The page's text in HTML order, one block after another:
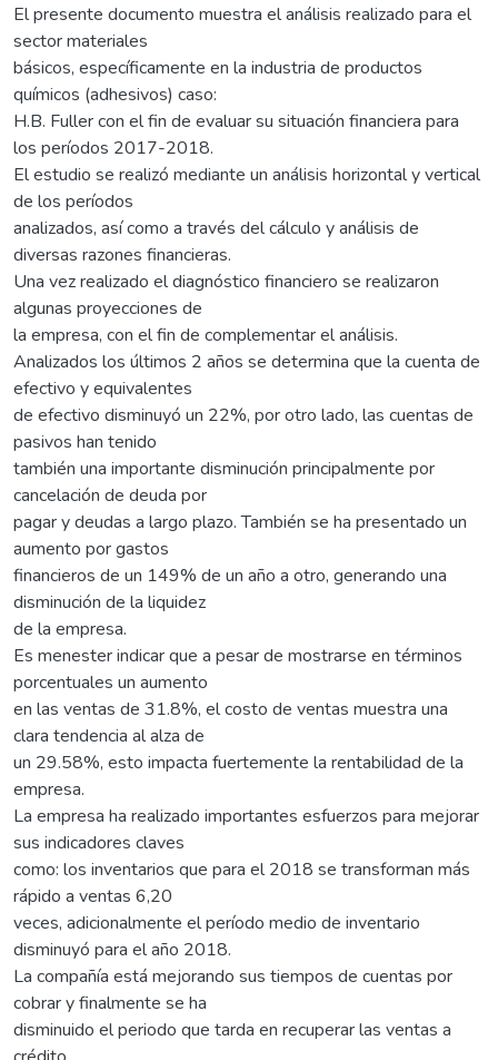
El presente documento muestra el análisis realizado para el
sector materiales
básicos, específicamente en la industria de productos
químicos (adhesivos) caso:
H.B. Fuller con el fin de evaluar su situación financiera para
los períodos 2017-2018.
El estudio se realizó mediante un análisis horizontal y vertical
de los períodos
analizados, así como a través del cálculo y análisis de
diversas razones financieras.
Una vez realizado el diagnóstico financiero se realizaron
algunas proyecciones de
la empresa, con el fin de complementar el análisis.
Analizados los últimos 2 años se determina que la cuenta de
efectivo y equivalentes
de efectivo disminuyó un 22%, por otro lado, las cuentas de
pasivos han tenido
también una importante disminución principalmente por
cancelación de deuda por
pagar y deudas a largo plazo. También se ha presentado un
aumento por gastos
financieros de un 149% de un año a otro, generando una
disminución de la liquidez
de la empresa.
Es menester indicar que a pesar de mostrarse en términos
porcentuales un aumento
en las ventas de 31.8%, el costo de ventas muestra una
clara tendencia al alza de
un 29.58%, esto impacta fuertemente la rentabilidad de la
empresa.
La empresa ha realizado importantes esfuerzos para mejorar
sus indicadores claves
como: los inventarios que para el 2018 se transforman más
rápido a ventas 6,20
veces, adicionalmente el período medio de inventario
disminuyó para el año 2018.
La compañía está mejorando sus tiempos de cuentas por
cobrar y finalmente se ha
disminuido el periodo que tarda en recuperar las ventas a